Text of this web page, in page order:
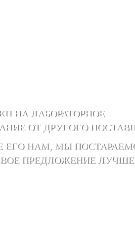
НА ЛАБОРАТОРНОЕ
ОТ ДРУГОГО
ЕГО НАМ, МЫ
ПРЕДЛОЖЕНИЕ